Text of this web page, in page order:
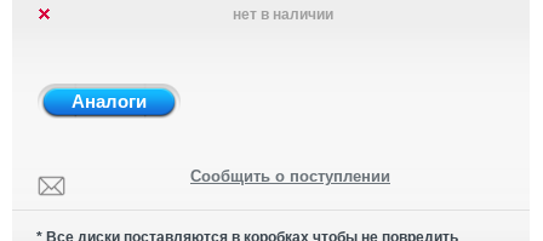
нет в наличии
Аналоги
Сообщить о поступлении
* Все диски поставляются в коробках чтобы не повредить